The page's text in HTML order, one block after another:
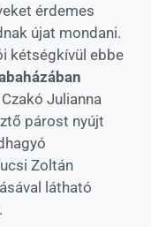
érdemes
újat mondani.
kétségkívül ebbe
Julianna
párost nyújt
Zoltán
látható
.